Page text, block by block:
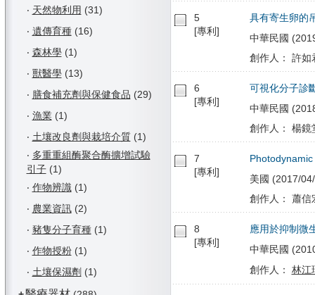
‧ 天然物利用 (31)
‧ 遺傳育種(16)
‧ 森林學(1)
‧ 獸醫學(13)
‧ 膳食補充劑與保健食品 (29)
‧ 漁業(1)
‧ 土壤改良劑與栽培介質(1)
‧ 多重重組酶聚合酶擴增試驗
引子(1)
‧ 作物辨識(1)
‧ 農業資訊(2)
‧ 豬隻分子育種(1)
‧ 作物授粉(1)
‧ 土壤保濕劑 (1)
5
[專利]
具有寄生卵的
中華民國
創作人： 許如
6
[專利]
可視化分子診
中華民國
創作人： 楊鏡
7
[專利]
美國 (2017/
創作人： 蕭信
8
[專利]
應用於抑制微
中華民國
創作人： 林江